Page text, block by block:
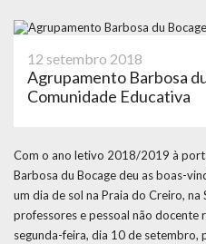
12 setembro 2018
Agrupamento Barbosa
Comunidade Educativa
Com o ano letivo 2018/2019 à
Barbosa du Bocage deu as boas-
um dia de sol na Praia do Creiro,
professores e pessoal não docente
segunda-feira, dia 10 de setembro,